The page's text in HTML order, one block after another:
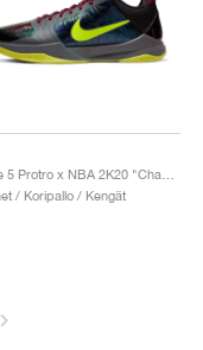
/ Koripallo / Kengät